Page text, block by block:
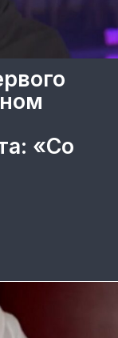
«Со